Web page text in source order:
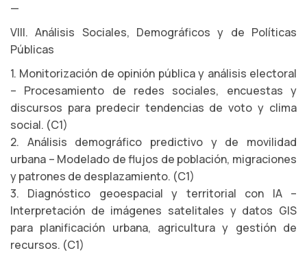
—
VIII. Análisis Sociales, Demográficos y de Políticas
Públicas
1. Monitorización de opinión pública y análisis electoral
– Procesamiento de redes sociales, encuestas y
discursos para predecir tendencias de voto y clima
social. (C1)
2. Análisis demográfico predictivo y de movilidad
urbana – Modelado de flujos de población, migraciones
y patrones de desplazamiento. (C1)
3. Diagnóstico geoespacial y territorial con IA –
Interpretación de imágenes satelitales y datos GIS
para planificación urbana, agricultura y gestión de
recursos. (C1)